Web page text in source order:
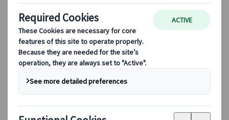
Utazási tippek évszakok szerint
Kihagyhatatlan látnivalók
Kulturális élmények
Gasztrokalandok
Japán felfedezése vonattal
Gyakori kérdések
Alapvető információk
Etikett Japánban
Vezetés Japánban
Foglalás rajtunk keresztül
Japan Rail Pass
Szállás
Online konzultáció